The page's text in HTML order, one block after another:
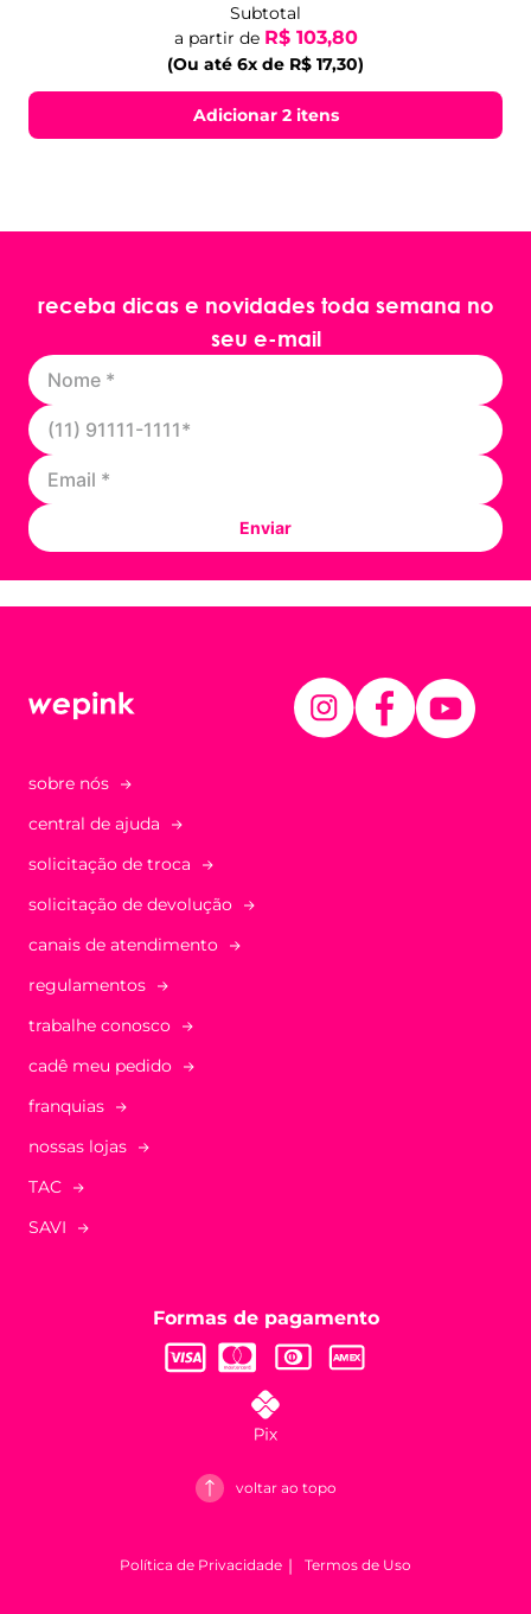
Subtotal
a partir de R$ 103,80
(Ou até 6x de R$ 17,30)
Adicionar 2 itens
receba dicas e novidades toda semana no
seu e-mail
Enviar
sobre nós
central de ajuda
solicitação de troca
solicitação de devolução
canais de atendimento
regulamentos
trabalhe conosco
cadê meu pedido
franquias
nossas lojas
TAC
SAVI
Formas de pagamento
voltar ao topo
Política de Privacidade Termos de Uso